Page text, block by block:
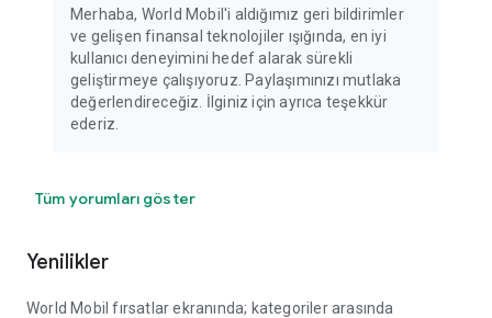
Merhaba, World Mobil'i aldığımız geri bildirimler
ve gelişen finansal teknolojiler ışığında, en iyi
kullanıcı deneyimini hedef alarak sürekli
geliştirmeye çalışıyoruz. Paylaşımınızı mutlaka
değerlendireceğiz. İlginiz için ayrıca teşekkür
ederiz.
Tüm yorumları göster
Yenilikler
World Mobil fırsatlar ekranında; kategoriler arasında